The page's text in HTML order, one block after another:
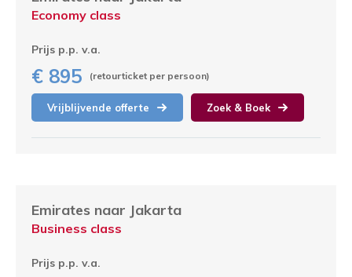
Economy class
Prijs p.p. v.a.
€ 895 (retourticket per persoon)
Vrijblijvende offerte Zoek & Boek
Emirates naar Jakarta
Business class
Prijs p.p. v.a.